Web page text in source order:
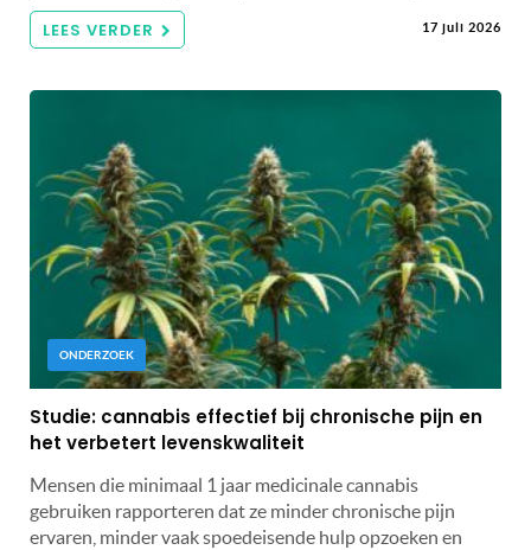
LEES VERDER 17 juli 2026
ONDERZOEK
Studie: cannabis effectief bij chronische pijn en
het verbetert levenskwaliteit
Mensen die minimaal 1 jaar medicinale cannabis
gebruiken rapporteren dat ze minder chronische pijn
ervaren, minder vaak spoedeisende hulp opzoeken en